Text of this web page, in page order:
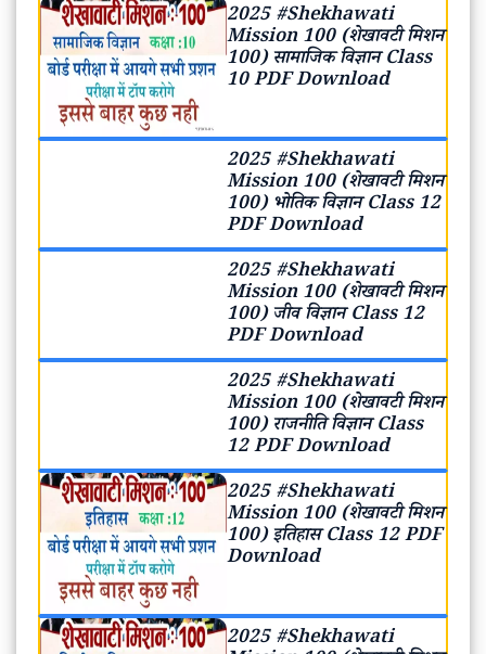
2025 #Shekhawati
Mission 100 (शेखावटी मिशन
100) सामाजिक विज्ञान Class
10 PDF Download
2025 #Shekhawati
Mission 100 (शेखावटी मिशन
100) भोतिक विज्ञान Class 12
PDF Download
2025 #Shekhawati
Mission 100 (शेखावटी मिशन
100) जीव विज्ञान Class 12
PDF Download
2025 #Shekhawati
Mission 100 (शेखावटी मिशन
100) राजनीति विज्ञान Class
12 PDF Download
2025 #Shekhawati
Mission 100 (शेखावटी मिशन
100) इतिहास Class 12 PDF
Download
2025 #Shekhawati